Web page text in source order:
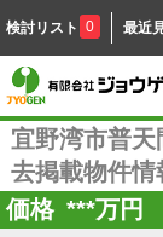
検討リスト 0 最近
宜野湾市普
去掲載物件情
価格 ***万円